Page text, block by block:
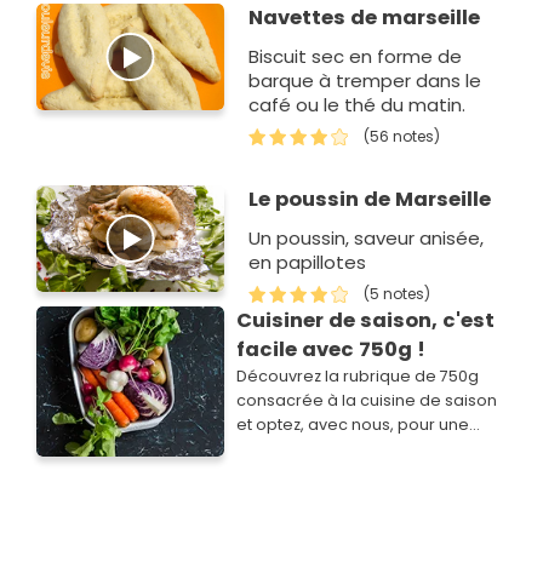
Navettes de marseille
Biscuit sec en forme de
barque à tremper dans le
café ou le thé du matin.
(56 notes)
Le poussin de Marseille
Un poussin, saveur anisée,
en papillotes
(5 notes)
Cuisiner de saison, c'est
facile avec 750g !
Découvrez la rubrique de 750g
consacrée à la cuisine de saison
et optez, avec nous, pour une